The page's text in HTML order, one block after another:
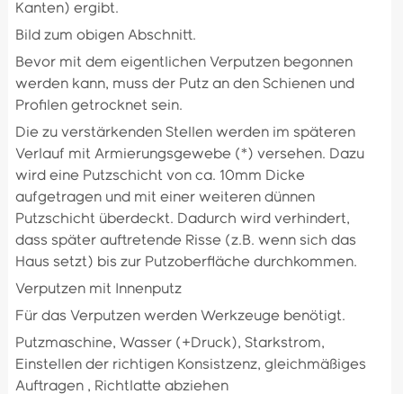
Kanten) ergibt.
Bild zum obigen Abschnitt.
Bevor mit dem eigentlichen Verputzen begonnen
werden kann, muss der Putz an den Schienen und
Profilen getrocknet sein.
Die zu verstärkenden Stellen werden im späteren
Verlauf mit Armierungsgewebe (*) versehen. Dazu
wird eine Putzschicht von ca. 10mm Dicke
aufgetragen und mit einer weiteren dünnen
Putzschicht überdeckt. Dadurch wird verhindert,
dass später auftretende Risse (z.B. wenn sich das
Haus setzt) bis zur Putzoberfläche durchkommen.
Verputzen mit Innenputz
Für das Verputzen werden Werkzeuge benötigt.
Putzmaschine, Wasser (+Druck), Starkstrom,
Einstellen der richtigen Konsistzenz, gleichmäßiges
Auftragen , Richtlatte abziehen